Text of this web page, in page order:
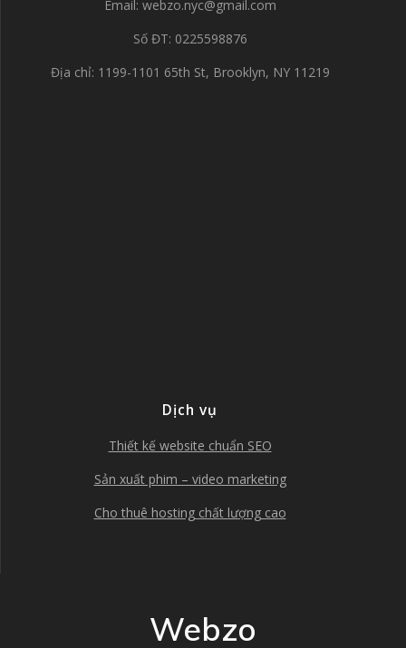
Email: webzo.nyc@gmail.com
Số ĐT: 0225598876
Địa chỉ: 1199-1101 65th St, Brooklyn, NY 11219
Dịch vụ
Thiết kế website chuẩn SEO
Sản xuất phim – video marketing
Cho thuê hosting chất lượng cao
Webzo